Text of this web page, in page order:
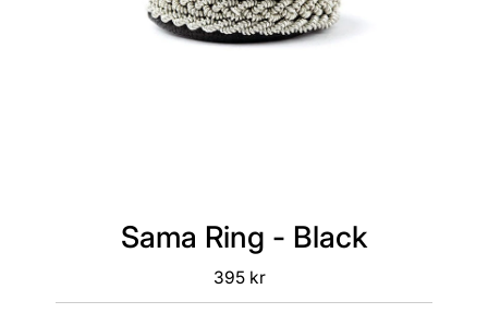
Sama Ring - Black
Regular
Price
395 kr